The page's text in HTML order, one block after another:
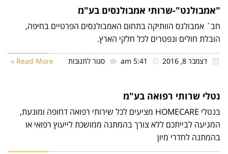
"אמבולנט"-שרותי אמבולנסים בע"מ
חב` אמבולנס הוותיקה בתחום האמבולנסים הפרטיים בחיפה,
הובלת חולים ונפטרים לכל חלקי הארץ.
דצמבר 8, 2016 5:41 am סגור לתגובות
בע"מ
Read More »
נטלי שרותי רפואה בע"מ
בנטלי HOMECARE מציעים לכל שירותי רפואה דחופה ומונעת,
המגיעה לבייתכם ללא צורך בהמתנה ממושכת לייעוץ רפואי או
בהמתנה לחדרי מיון